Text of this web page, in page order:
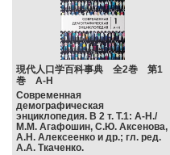
現代人口学百科事典 全2巻 第1
巻 А-Н
Современная
демографическая
энциклопедия. В 2 т. Т.1: А-Н./
М.М. Агафошин, С.Ю. Аксенова,
А.Н. Алексеенко и др.; гл. ред.
А.А. Ткаченко.